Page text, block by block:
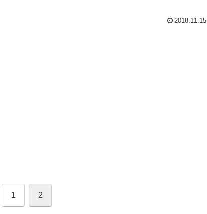
2018.11.15
1 2